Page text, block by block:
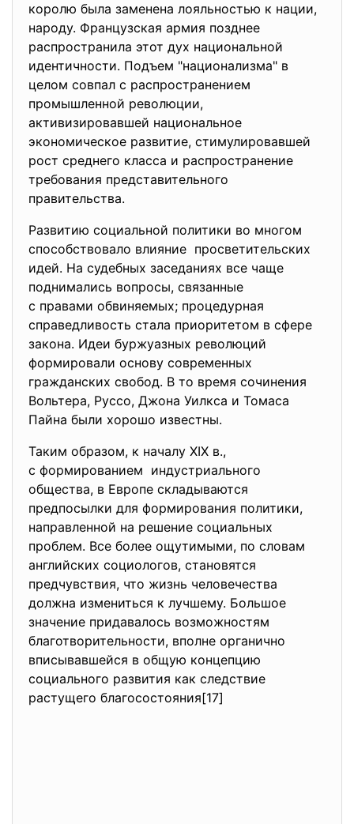
королю была заменена лояльностью к нации,
народу. Французская армия позднее
распространила этот дух национальной
идентичности. Подъем "национализма" в
целом совпал с распространением
промышленной революции,
активизировавшей национальное
экономическое развитие, стимулировавшей
рост среднего класса и распространение
требования представительного
правительства.
Развитию социальной политики во многом
способствовало влияние просветительских
идей. На судебных заседаниях все чаще
поднимались вопросы, связанные
с правами обвиняемых; процедурная
справедливость стала приоритетом в сфере
закона. Идеи буржуазных революций
формировали основу современных
гражданских свобод. В то время сочинения
Вольтера, Руссо, Джона Уилкса и Томаса
Пайна были хорошо известны.
Таким образом, к началу XIX в.,
с формированием индустриального
общества, в Европе складываются
предпосылки для формирования политики,
направленной на решение социальных
проблем. Все более ощутимыми, по словам
английских социологов, становятся
предчувствия, что жизнь человечества
должна измениться к лучшему. Большое
значение придавалось возможностям
благотворительности, вполне органично
вписывавшейся в общую концепцию
социального развития как следствие
растущего благосостояния[17]